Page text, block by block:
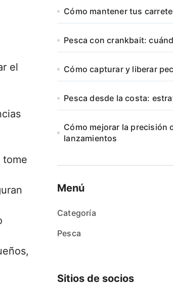
el
tome
Cómo mantener tus
Pesca con crankbait:
Cómo capturar y liberar
Pesca desde la costa:
Cómo mejorar la precisión
lanzamientos
Menú
Categoría
Pesca
Sitios de socios